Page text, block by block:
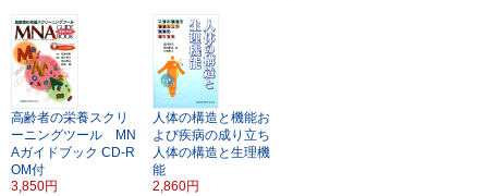
高齢者の栄養スクリ
ーニングツール MN
Aガイドブック CD-R
OM付
3,850円
人体の構造と機能お
よび疾病の成り立ち
人体の構造と生理機
能
2,860円